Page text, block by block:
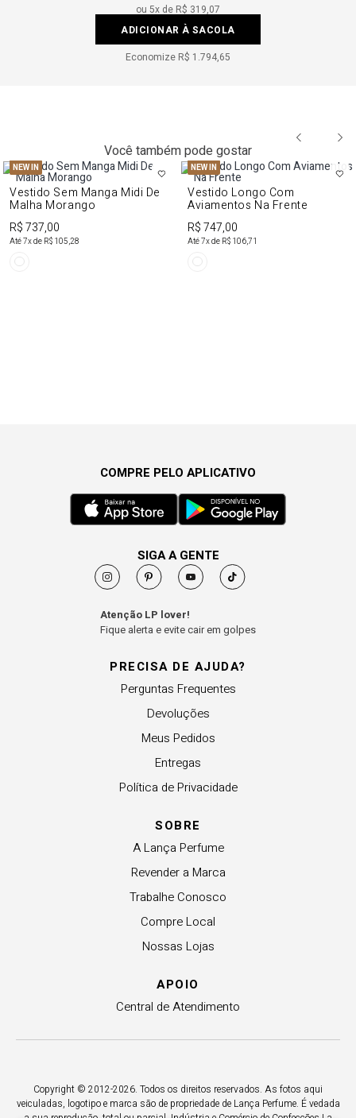
ou 5x de R$ 319,07
ADICIONAR À SACOLA
Economize R$ 1.794,65
Você também pode gostar
NEW IN
Vestido Sem Manga Midi De
Malha Morango
R$ 737,00
Até7x de R$ 105,28
NEW IN
Vestido Longo Com
Aviamentos Na Frente
R$ 747,00
Até7x de R$ 106,71
PRECISA DE AJUDA?
Perguntas Frequentes
Devoluções
Meus Pedidos
Entregas
Política de Privacidade
SOBRE
A Lança Perfume
Revender a Marca
Trabalhe Conosco
Compre Local
Nossas Lojas
APOIO
Central de Atendimento
COMPRE PELO APLICATIVO
SIGA A GENTE
Atenção LP lover!
Fique alerta e evite cair em golpes
Copyright © 2012-2026. Todos os direitos reservados. As fotos aqui
veiculadas, logotipo e marca são de propriedade de Lança Perfume. É vedada